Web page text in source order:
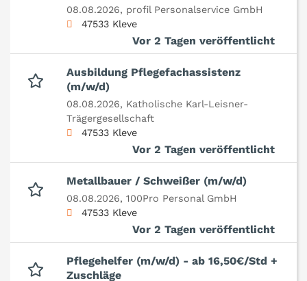
08.08.2026, profil Personalservice GmbH
47533 Kleve
Vor 2 Tagen veröffentlicht
Ausbildung Pflegefachassistenz
(m/w/d)
08.08.2026, Katholische Karl-Leisner-
Trägergesellschaft
47533 Kleve
Vor 2 Tagen veröffentlicht
Metallbauer / Schweißer (m/w/d)
08.08.2026, 100Pro Personal GmbH
47533 Kleve
Vor 2 Tagen veröffentlicht
Pflegehelfer (m/w/d) - ab 16,50€/Std +
Zuschläge